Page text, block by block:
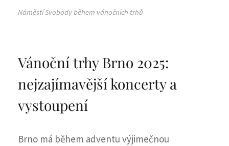
Náměstí Svobody během vánočních trhů
Vánoční trhy Brno 2025:
nejzajímavější koncerty a
vystoupení
Brno má během adventu výjimečnou